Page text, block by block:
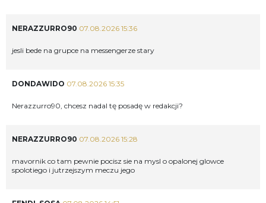
NERAZZURRO90 07.08.2026 15:36
jesli bede na grupce na messengerze stary
DONDAWIDO 07.08.2026 15:35
Nerazzurro90, chcesz nadal tę posadę w redakcji?
NERAZZURRO90 07.08.2026 15:28
mavornik co tam pewnie pocisz sie na mysl o opalonej glowce
spolotiego i jutrzejszym meczu jego